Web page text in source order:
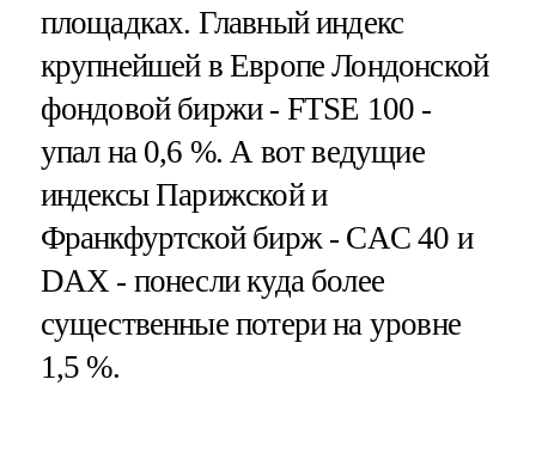
площадках. Главный индекс
крупнейшей в Европе Лондонской
фондовой биржи - FTSE 100 -
упал на 0,6 %. А вот ведущие
индексы Парижской и
Франкфуртской бирж - CAC 40 и
DAX - понесли куда более
существенные потери на уровне
1,5 %.